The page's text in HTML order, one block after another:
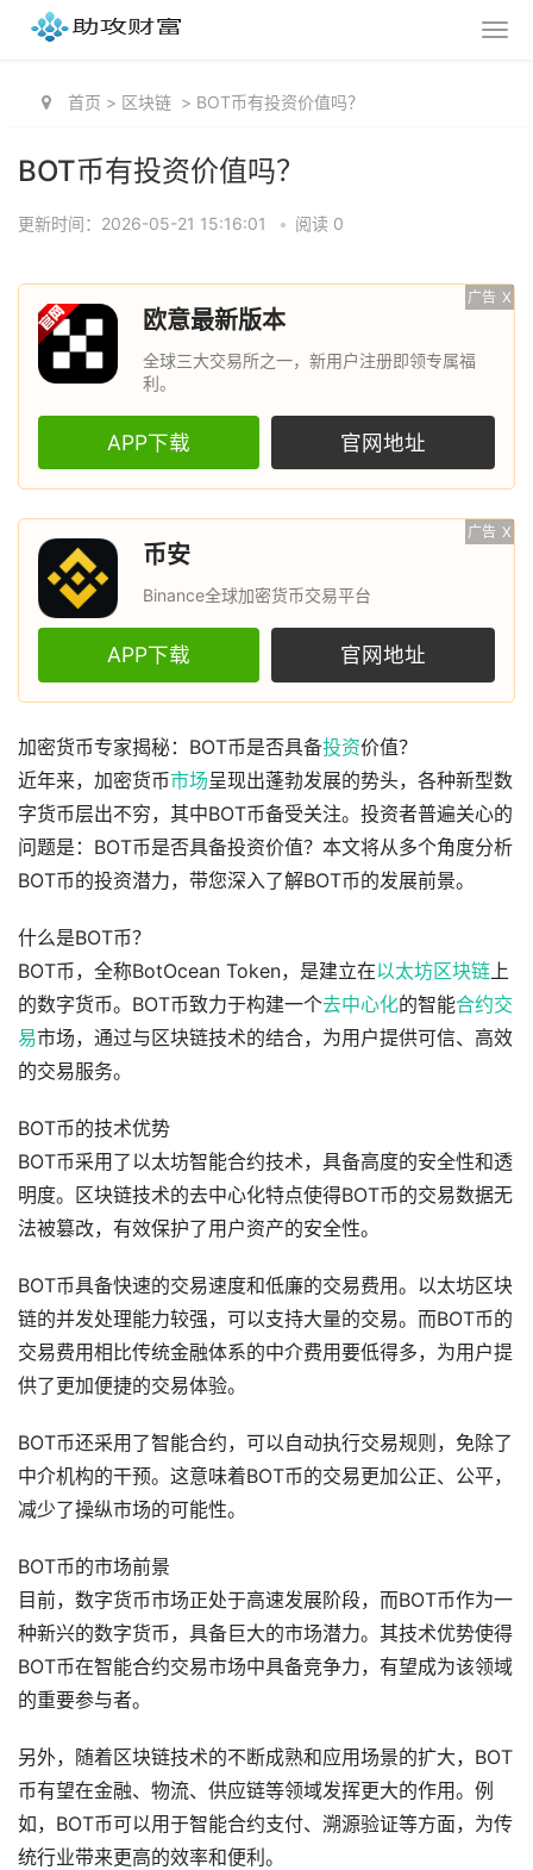
首页 > 区块链 > BOT币有投资价值吗？
BOT币有投资价值吗？
更新时间：2026-05-21 15:16:01 • 阅读 0
广告 X
欧意最新版本
全球三大交易所之一，新用户注册即领专属福
利。
APP下载 官网地址
广告 X
币安
Binance全球加密货币交易平台
APP下载 官网地址
加密货币专家揭秘：BOT币是否具备投资价值？
近年来，加密货币市场呈现出蓬勃发展的势头，各种新型数
字货币层出不穷，其中BOT币备受关注。投资者普遍关心的
问题是：BOT币是否具备投资价值？本文将从多个角度分析
BOT币的投资潜力，带您深入了解BOT币的发展前景。
什么是BOT币？
BOT币，全称BotOcean Token，是建立在以太坊区块链 上
的数字货币。BOT币致力于构建一个去中心化的智能合约交
易市场，通过与区块链技术的结合，为用户提供可信、高效
的交易服务。
BOT币的技术优势
BOT币采用了以太坊智能合约技术，具备高度的安全性和透
明度。区块链技术的去中心化特点使得BOT币的交易数据无
法被篡改，有效保护了用户资产的安全性。
BOT币具备快速的交易速度和低廉的交易费用。以太坊区块
链的并发处理能力较强，可以支持大量的交易。而BOT币的
交易费用相比传统金融体系的中介费用要低得多，为用户提
供了更加便捷的交易体验。
BOT币还采用了智能合约，可以自动执行交易规则，免除了
中介机构的干预。这意味着BOT币的交易更加公正、公平，
减少了操纵市场的可能性。
BOT币的市场前景
目前，数字货币市场正处于高速发展阶段，而BOT币作为一
种新兴的数字货币，具备巨大的市场潜力。其技术优势使得
BOT币在智能合约交易市场中具备竞争力，有望成为该领域
的重要参与者。
另外，随着区块链技术的不断成熟和应用场景的扩大，BOT
币有望在金融、物流、供应链等领域发挥更大的作用。例
如，BOT币可以用于智能合约支付、溯源验证等方面，为传
统行业带来更高的效率和便利。